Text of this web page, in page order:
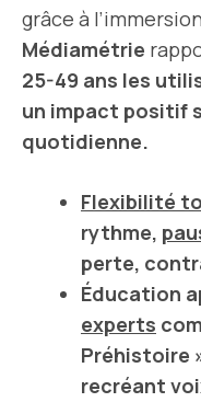
grâce à
Médiamétrie
25-49 ans les
un impact positif
quotidienne.
Flexibilité
rythme,
perte,
Éducation
experts
Préhistoire
recréant